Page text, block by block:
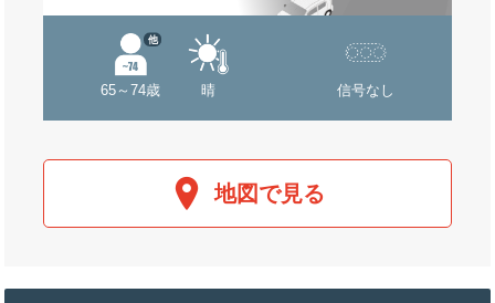
65～74歳
他
晴 信号なし
地図で見る